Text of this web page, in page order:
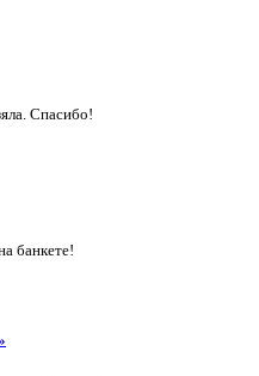
Спасибо!
банкете!